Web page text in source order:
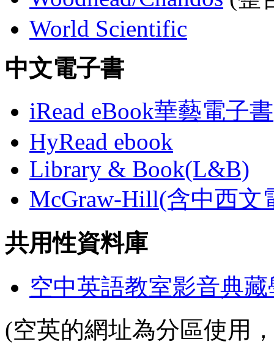
World Scientific
中文電子書
iRead eBook華藝電子書
HyRead ebook
Library & Book(L&B)
McGraw-Hill(含中西文
共用性資料庫
空中英語教室影音典
(空英的網址為分區使用